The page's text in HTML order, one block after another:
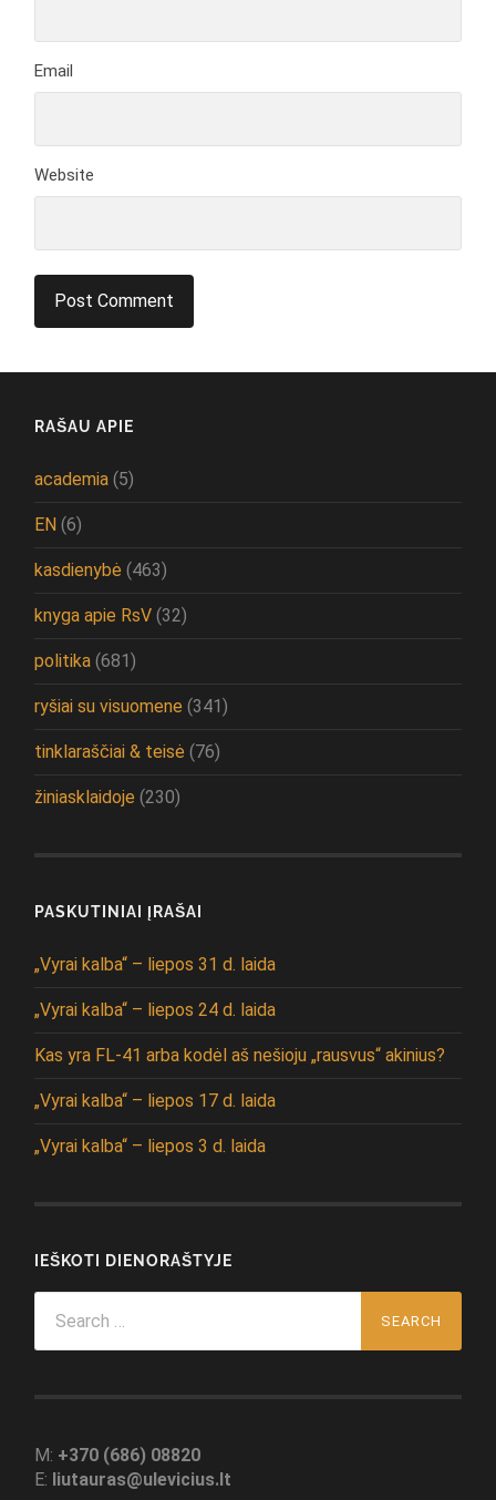
Email
Website
RAŠAU APIE
academia (5)
EN (6)
kasdienybė (463)
knyga apie RsV (32)
politika (681)
ryšiai su visuomene (341)
tinklaraščiai & teisė (76)
žiniasklaidoje (230)
PASKUTINIAI ĮRAŠAI
„Vyrai kalba“ – liepos 31 d. laida
„Vyrai kalba“ – liepos 24 d. laida
Kas yra FL-41 arba kodėl aš nešioju „rausvus“ akinius?
„Vyrai kalba“ – liepos 17 d. laida
„Vyrai kalba“ – liepos 3 d. laida
IEŠKOTI DIENORAŠTYJE
for:
M: +370 (686) 08820
E: liutauras@ulevicius.lt